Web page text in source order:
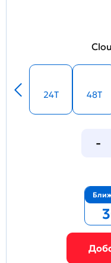
24T 48T